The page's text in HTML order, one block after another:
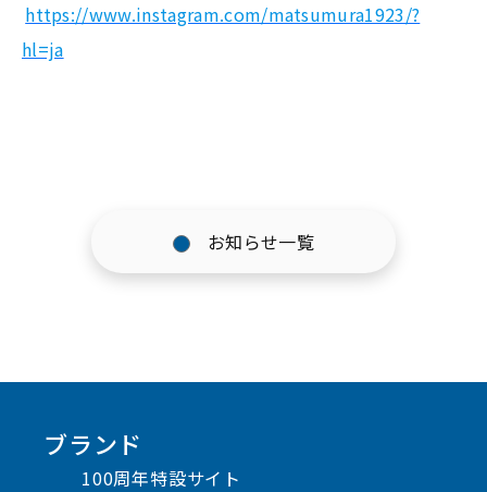
https://www.instagram.com/matsumura1923/?
hl=ja
お知らせ一覧
ブランド
100周年特設サイト